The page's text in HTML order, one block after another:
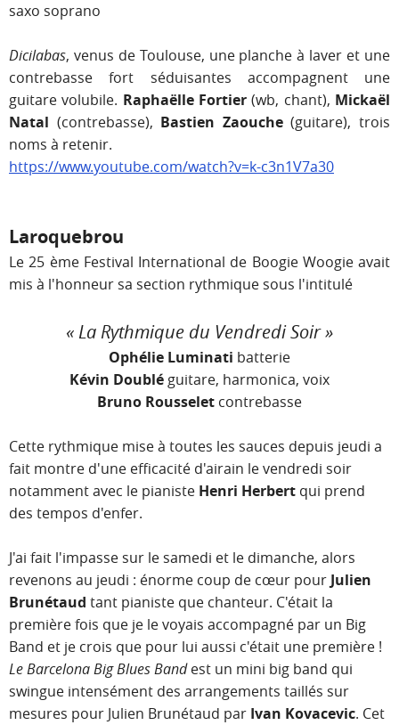
saxo soprano
Dicilabas, venus de Toulouse, une planche à laver et une
contrebasse fort séduisantes accompagnent une
guitare volubile. Raphaëlle Fortier(wb, chant), Mickaël
Natal (contrebasse), Bastien Zaouche(guitare), trois
noms à retenir.
https://www.youtube.com/watch?v=k-c3n1V7a30
Laroquebrou
Le 25 ème Festival International de Boogie Woogie avait
mis à l'honneur sa section rythmique sous l'intitulé
« La Rythmique du Vendredi Soir »
Ophélie Luminati batterie
Kévin Doublé guitare, harmonica, voix
Bruno Rousselet contrebasse
Cette rythmique mise à toutes les sauces depuis jeudi a
fait montre d'une efficacité d'airain le vendredi soir
notamment avec le pianiste Henri Herbert qui prend
des tempos d'enfer.
J'ai fait l'impasse sur le samedi et le dimanche, alors
revenons au jeudi : énorme coup de cœur pour Julien
Brunétaud tant pianiste que chanteur. C'était la
première fois que je le voyais accompagné par un Big
Band et je crois que pour lui aussi c'était une première !
Le Barcelona Big Blues Bandest un mini big band qui
swingue intensément des arrangements taillés sur
mesures pour Julien Brunétaud par Ivan Kovacevic. Cet